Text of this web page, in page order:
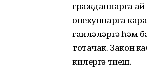
гражданнарга
опекуннарга
гаиләләргә һәм
тотачак. Закон
килергә тиеш.